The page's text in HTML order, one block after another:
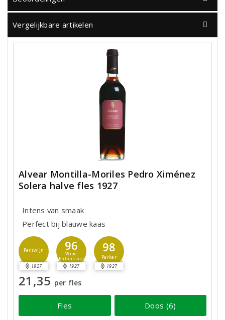
Vergelijkbare artikelen
Alvear Montilla-Moriles Pedro Ximénez
Solera halve fles 1927
Intens van smaak
Perfect bij blauwe kaas
Perswijn
1927
96
Wine
Enthusiast
1927
98
Parker
1927
21,35 per fles
Fles Doos (6)